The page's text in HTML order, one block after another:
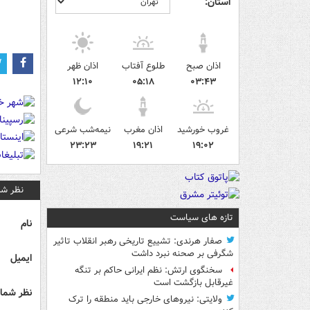
اذان صبح
۰۳:۴۳
طلوع آفتاب
۰۵:۱۸
اذان ظهر
۱۲:۱۰
غروب خورشید
۱۹:۰۲
اذان مغرب
۱۹:۲۱
نیمه‌شب شرعی
۲۳:۲۳
تازه های سیاست
صفار هرندی: تشییع تاریخی رهبر انقلاب تاثیر
شگرفی بر صحنه نبرد داشت
سخنگوی ارتش: نظم ایرانی حاکم بر تنگه
غیرقابل بازگشت است
ولایتی: نیروهای خارجی باید منطقه را ترک
نظر
نام
ایمیل
نظر